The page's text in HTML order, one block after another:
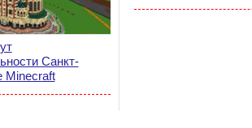
Санкт-
Minecraft